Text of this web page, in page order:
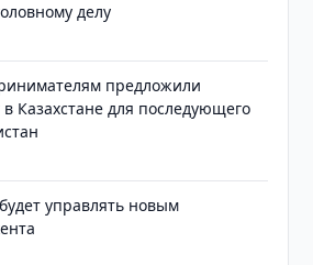
делу
предложили
Казахстане для последующего
управлять новым